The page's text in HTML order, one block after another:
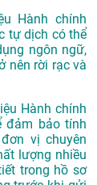
Hành chính
tự dịch có thể
ngôn ngữ,
nên rời rạc và
Hành chính
đảm bảo tính
vị chuyên
lượng nhiều
trong hồ sơ